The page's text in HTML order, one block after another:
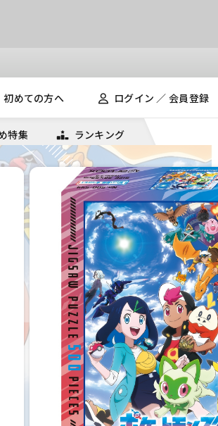
初めての方へ ログイン ／ 会員登録
特集 ランキング